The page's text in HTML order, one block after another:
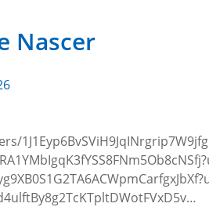
Nascer